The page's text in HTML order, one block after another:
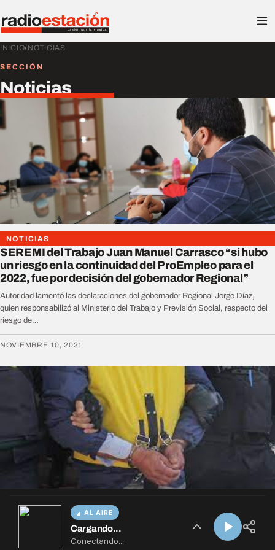
AL AIRE
Cargando...
Conectando...